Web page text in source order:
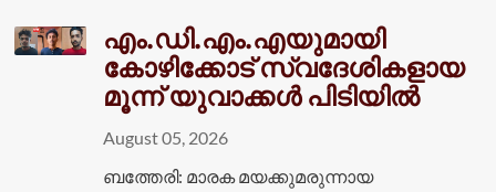
എം.ഡി.എം.എയുമായി
കോഴിക്കോട് സ്വദേശികളായ
മൂന്ന് യുവാക്കൾ പിടിയിൽ
August 05, 2026
ബത്തേരി: മാരക മയക്കുമരുന്നായ